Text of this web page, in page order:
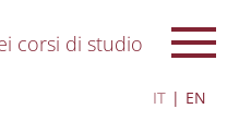
corsi di studio
IT EN